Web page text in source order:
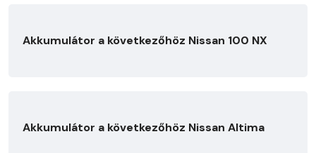
Akkumulátor a következőhöz Nissan 100 NX
Akkumulátor a következőhöz Nissan Altima